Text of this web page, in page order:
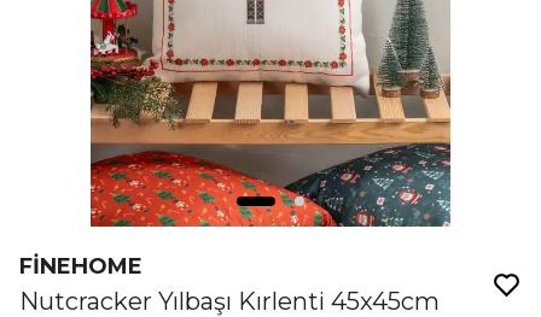
FİNEHOME
Nutcracker Yılbaşı Kırlenti 45x45cm